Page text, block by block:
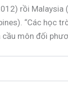
rồi Malaysia
“Các học
môn đối